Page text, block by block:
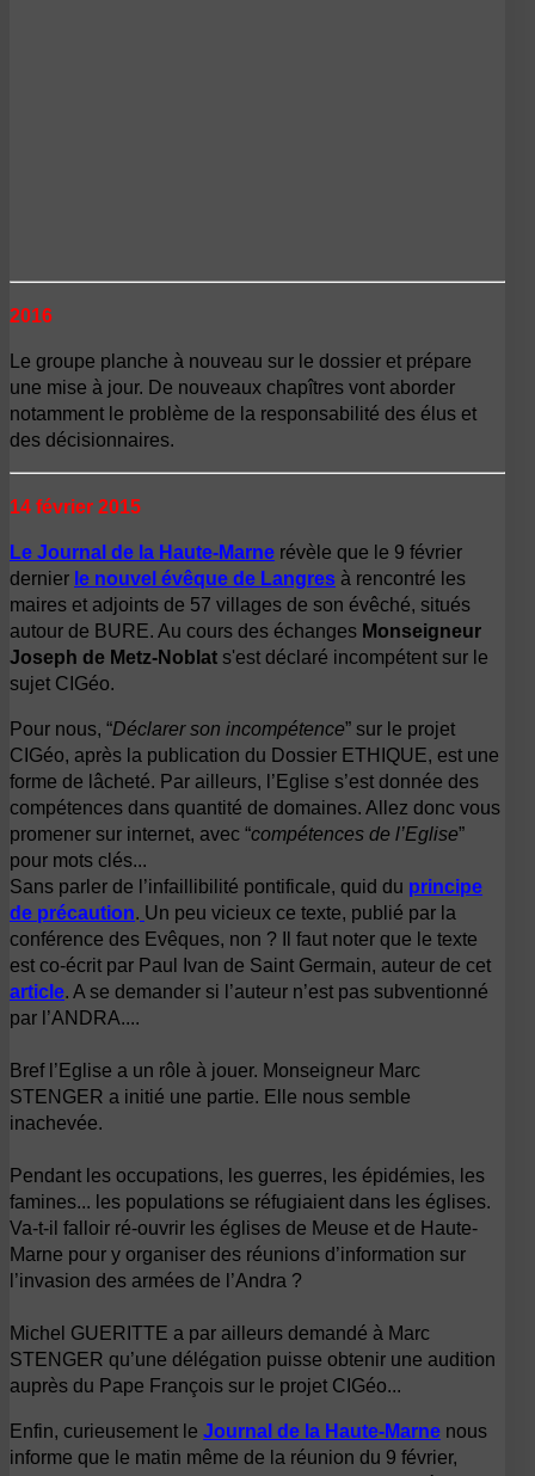
2016
Le groupe planche à nouveau sur le dossier et prépare
une mise à jour. De nouveaux chapîtres vont aborder
notamment le problème de la responsabilité des élus et
des décisionnaires.
14 février 2015
Le Journal de la Haute-Marne révèle que le 9 février
dernier le nouvel évêque de Langres à rencontré les
maires et adjoints de 57 villages de son évêché, situés
autour de BURE. Au cours des échanges Monseigneur
Joseph de Metz-Noblat s'est déclaré incompétent sur le
sujet CIGéo.
Pour nous, “Déclarer son incompétence” sur le projet
CIGéo, après la publication du Dossier ETHIQUE, est une
forme de lâcheté. Par ailleurs, l’Eglise s’est donnée des
compétences dans quantité de domaines. Allez donc vous
promener sur internet, avec “compétences de l’Eglise”
pour mots clés...
Sans parler de l’infaillibilité pontificale, quid du principe
de précaution. Un peu vicieux ce texte, publié par la
conférence des Evêques, non ? Il faut noter que le texte
est co-écrit par Paul Ivan de Saint Germain, auteur de cet
article. A se demander si l’auteur n’est pas subventionné
par l’ANDRA....
Bref l’Eglise a un rôle à jouer. Monseigneur Marc
STENGER a initié une partie. Elle nous semble
inachevée.
Pendant les occupations, les guerres, les épidémies, les
famines... les populations se réfugiaient dans les églises.
Va-t-il falloir ré-ouvrir les églises de Meuse et de Haute-
Marne pour y organiser des réunions d’information sur
l’invasion des armées de l’Andra ?
Michel GUERITTE a par ailleurs demandé à Marc
STENGER qu’une délégation puisse obtenir une audition
auprès du Pape François sur le projet CIGéo...
Enfin, curieusement le Journal de la Haute-Marne nous
informe que le matin même de la réunion du 9 février,